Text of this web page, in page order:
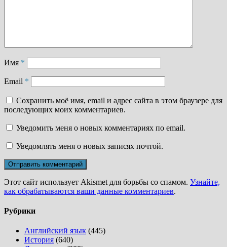
Имя *
Email *
Сохранить моё имя, email и адрес сайта в этом браузере для
последующих моих комментариев.
Уведомить меня о новых комментариях по email.
Уведомлять меня о новых записях почтой.
Этот сайт использует Akismet для борьбы со спамом. Узнайте,
как обрабатываются ваши данные комментариев.
Рубрики
Английский язык (445)
История (640)